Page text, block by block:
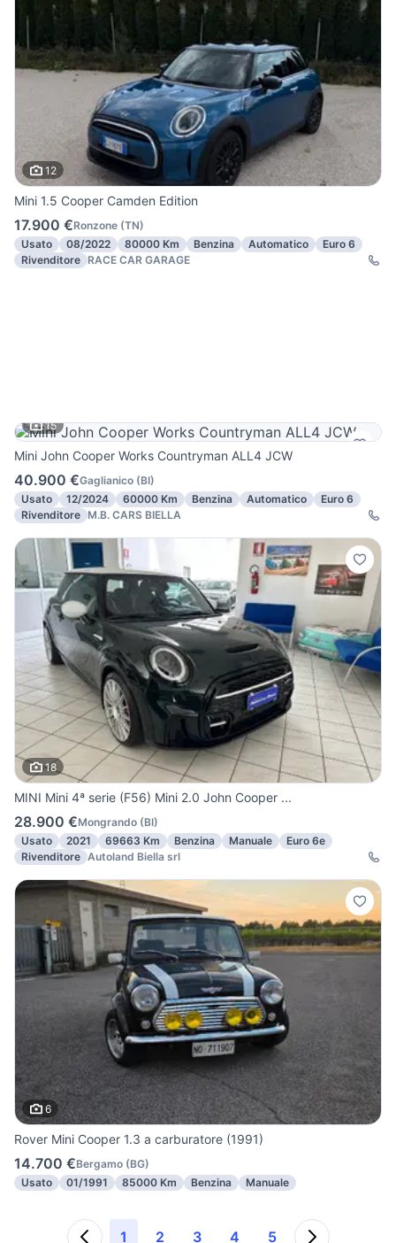
12
Mini 1.5 Cooper Camden Edition
17.900 €Ronzone (TN)
Usato
08/2022 80000 Km Benzina Automatico
Euro 6
Rivenditore RACE CAR GARAGE
15
Mini John Cooper Works Countryman ALL4 JCW
40.900 €Gaglianico (BI)
Usato
12/2024 60000 Km Benzina Automatico
Euro 6
Rivenditore M.B. CARS BIELLA
18
MINI Mini 4ª serie (F56) Mini 2.0 John Cooper ...
28.900 €Mongrando (BI)
Usato
2021 69663 Km Benzina Manuale
Euro 6e
Rivenditore Autoland Biella srl
6
Rover Mini Cooper 1.3 a carburatore (1991)
14.700 €Bergamo (BG)
Usato
01/1991 85000 Km Benzina Manuale
1 2 3 4 5